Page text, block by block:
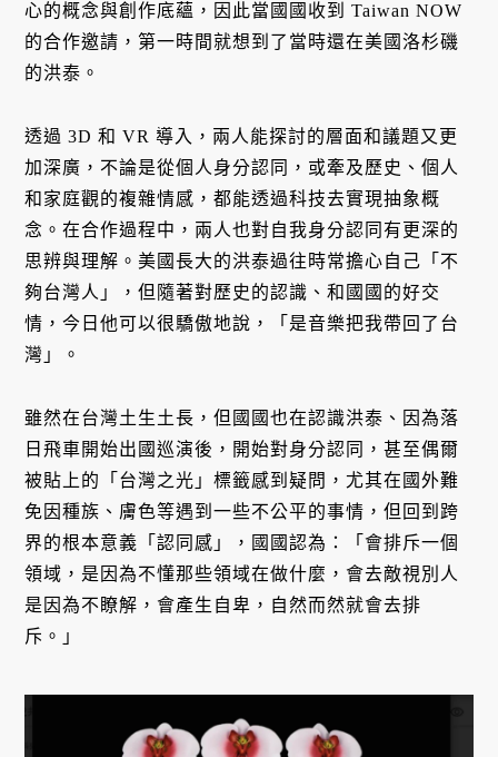
心的概念與創作底蘊，因此當國國收到 Taiwan NOW
的合作邀請，第一時間就想到了當時還在美國洛杉磯
的洪泰。
透過 3D 和 VR 導入，兩人能探討的層面和議題又更
加深廣，不論是從個人身分認同，或牽及歷史、個人
和家庭觀的複雜情感，都能透過科技去實現抽象概
念。在合作過程中，兩人也對自我身分認同有更深的
思辨與理解。美國長大的洪泰過往時常擔心自己「不
夠台灣人」，但隨著對歷史的認識、和國國的好交
情，今日他可以很驕傲地說，「是音樂把我帶回了台
灣」。
雖然在台灣土生土長，但國國也在認識洪泰、因為落
日飛車開始出國巡演後，開始對身分認同，甚至偶爾
被貼上的「台灣之光」標籤感到疑問，尤其在國外難
免因種族、膚色等遇到一些不公平的事情，但回到跨
界的根本意義「認同感」，國國認為：「會排斥一個
領域，是因為不懂那些領域在做什麼，會去敵視別人
是因為不瞭解，會產生自卑，自然而然就會去排
斥。」